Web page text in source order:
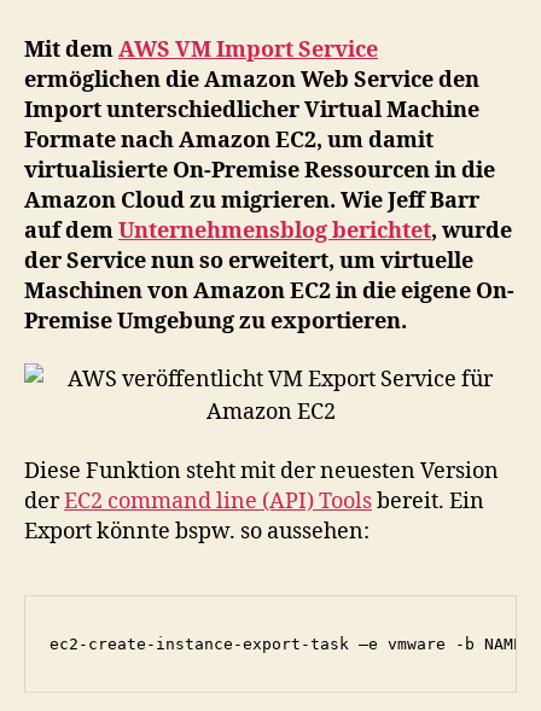
Mit demAWS VM Import Service
ermöglichen die Amazon Web Service den
Import unterschiedlicher Virtual Machine
Formate nach Amazon EC2, um damit
virtualisierte On-Premise Ressourcen in die
Amazon Cloud zu migrieren. Wie Jeff Barr
auf demUnternehmensblog berichtet, wurde
der Service nun so erweitert, um virtuelle
Maschinen von Amazon EC2 in die eigene On-
Premise Umgebung zu exportieren.
Diese Funktion steht mit der neuesten Version
derEC2 command line (API) Toolsbereit. Ein
Export könnte bspw. so aussehen: